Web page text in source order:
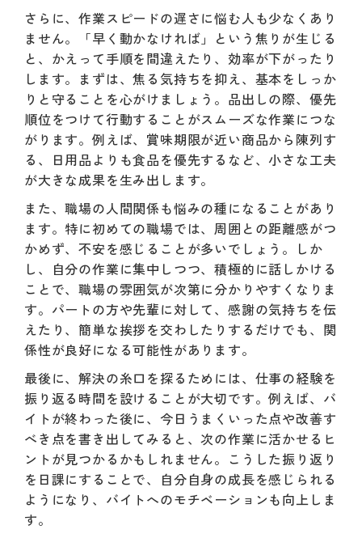
さらに、作業スピードの遅さに悩む人も少なくあり
ません。「早く動かなければ」という焦りが生じる
と、かえって手順を間違えたり、効率が下がったり
します。まずは、焦る気持ちを抑え、基本をしっか
りと守ることを心がけましょう。品出しの際、優先
順位をつけて行動することがスムーズな作業につな
がります。例えば、賞味期限が近い商品から陳列す
る、日用品よりも食品を優先するなど、小さな工夫
が大きな成果を生み出します。
また、職場の人間関係も悩みの種になることがあり
ます。特に初めての職場では、周囲との距離感がつ
かめず、不安を感じることが多いでしょう。しか
し、自分の作業に集中しつつ、積極的に話しかける
ことで、職場の雰囲気が次第に分かりやすくなりま
す。パートの方や先輩に対して、感謝の気持ちを伝
えたり、簡単な挨拶を交わしたりするだけでも、関
係性が良好になる可能性があります。
最後に、解決の糸口を探るためには、仕事の経験を
振り返る時間を設けることが大切です。例えば、バ
イトが終わった後に、今日うまくいった点や改善す
べき点を書き出してみると、次の作業に活かせるヒ
ントが見つかるかもしれません。こうした振り返り
を日課にすることで、自分自身の成長を感じられる
ようになり、バイトへのモチベーションも向上しま
す。